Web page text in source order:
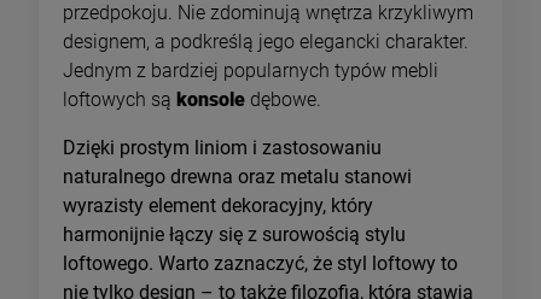
przedpokoju. Nie zdominują wnętrza krzykliwym
designem, a podkreślą jego elegancki charakter.
Jednym z bardziej popularnych typów mebli
loftowych są konsole dębowe.
Dzięki prostym liniom i zastosowaniu
naturalnego drewna oraz metalu stanowi
wyrazisty element dekoracyjny, który
harmonijnie łączy się z surowością stylu
loftowego. Warto zaznaczyć, że styl loftowy to
nie tylko design – to także filozofia, która stawia